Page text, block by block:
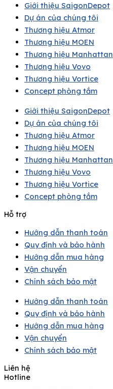
Giới thiệu SaigonDepot
Dự án của chúng tôi
Thương hiệu Atmor
Thương hiệu MOEN
Thương hiệu Manhattan
Thương hiệu Vovo
Thương hiệu Vortice
Concept phòng tắm
Giới thiệu SaigonDepot
Dự án của chúng tôi
Thương hiệu Atmor
Thương hiệu MOEN
Thương hiệu Manhattan
Thương hiệu Vovo
Thương hiệu Vortice
Concept phòng tắm
Hỗ trợ
Hướng dẫn thanh toán
Quy định và bảo hành
Hướng dẫn mua hàng
Vận chuyển
Chính sách bảo mật
Hướng dẫn thanh toán
Quy định và bảo hành
Hướng dẫn mua hàng
Vận chuyển
Chính sách bảo mật
Liên hệ
Hotline